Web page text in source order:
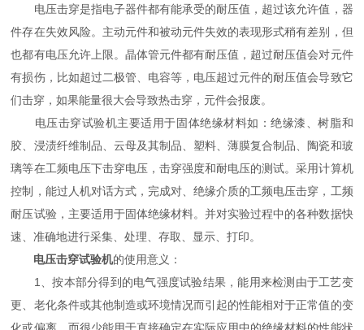
电压击穿是指电子器件都有能承受的耐压值，超过该允许值，器
件存在失效风险。主动元件和被动元件失效的表现形式稍有差别，但
也都有电压允许上限。晶体管元件都有耐压值，超过耐压值会对元件
有损伤，比如超过二极管、电容等，电压超过元件的耐压值会导致它
们击穿，如果能量很大会导致热击穿，元件会报废。
电压击穿试验机主要适用于固体绝缘材料如：绝缘漆、树脂和
胶、浸渍纤维制品、云母及其制品、塑料、薄膜复合制品、陶瓷和玻
璃等在工频电压下击穿电压，击穿强度和耐电压的测试。采用计算机
控制，能过人机对话方式，完成对、绝缘介质的工频电压击穿，工频
耐压试验，主要适用于固体绝缘材料。并对实验过程中的各种数据快
速、准确地进行采集、处理、存取、显示、打印。
电压击穿试验机的使用意义：
1、按本部分得到的电气强度试验结果，能用来检测由于工艺变
更、老化条件或其他制造或环境情况而引起的性能相对于正常值的变
化或偏离，而很少能用于直接确定在实际应用中的绝缘材料的性能状